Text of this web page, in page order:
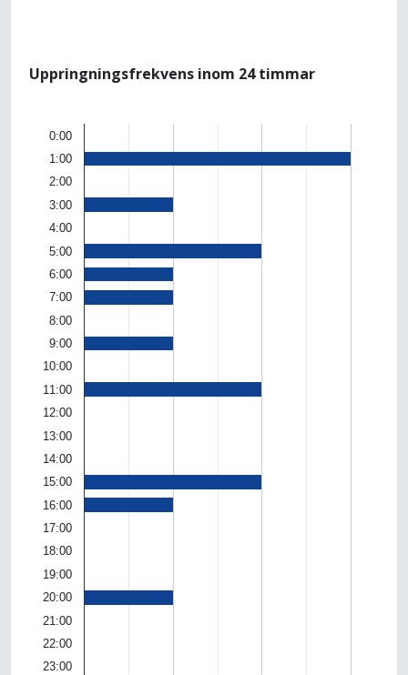
Uppringningsfrekvens inom 24 timmar
0:00
1:00
2:00
3:00
4:00
5:00
6:00
7:00
8:00
9:00
10:00
11:00
12:00
13:00
14:00
15:00
16:00
17:00
18:00
19:00
20:00
21:00
22:00
23:00